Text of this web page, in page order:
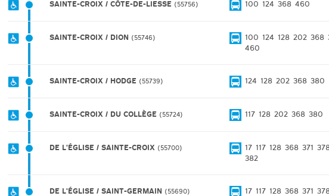
SAINTE-CROIX / CÔTE-DE-LIESSE 55756 100 124 368 460
SAINTE-CROIX / DION 55746 100 124 128 202 368
460
SAINTE-CROIX / HODGE 55739 124 128 202 368 380
SAINTE-CROIX / DU COLLÈGE 55724 117 128 202 368 380
DE L'ÉGLISE / SAINTE-CROIX 55700 17 117 128 368 371
382
DE L'ÉGLISE / SAINT-GERMAIN 55690 17 117 128 368 371